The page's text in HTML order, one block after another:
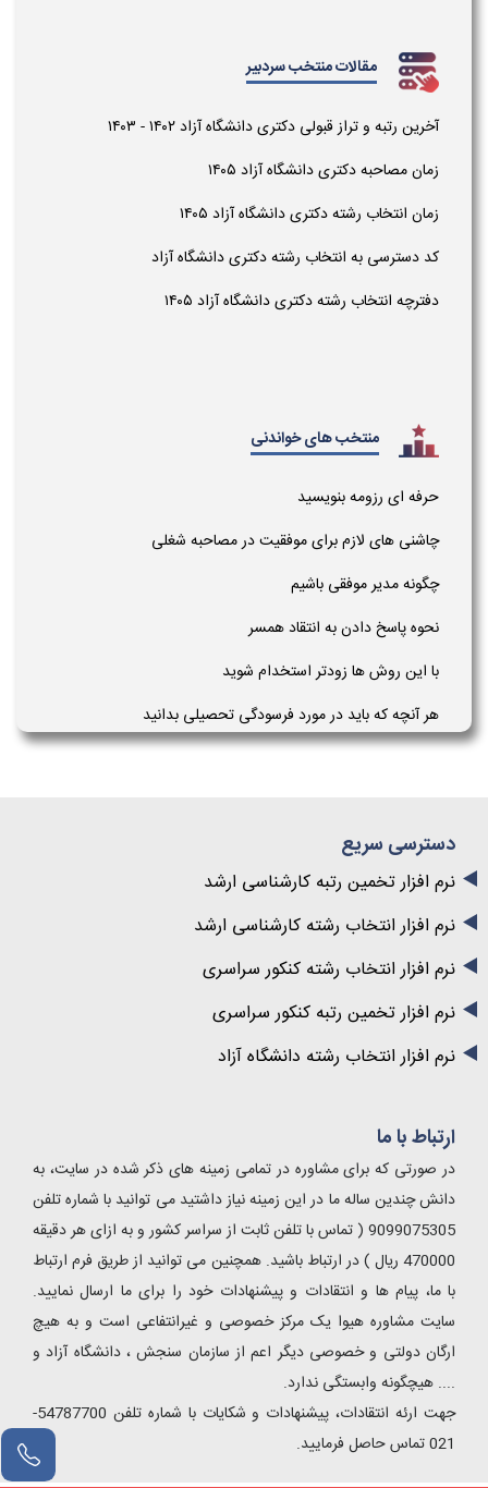
مقالات منتخب سردبیر
آخرین رتبه و تراز قبولی دکتری دانشگاه آزاد ۱۴۰۲ - ۱۴۰۳
زمان مصاحبه دکتری دانشگاه آزاد ۱۴۰۵
زمان انتخاب رشته دکتری دانشگاه آزاد ۱۴۰۵
کد دسترسی به انتخاب رشته دکتری دانشگاه آزاد
دفترچه انتخاب رشته دکتری دانشگاه آزاد ۱۴۰۵
منتخب های خواندنی
حرفه ای رزومه بنویسید
چاشنی های لازم برای موفقیت در مصاحبه شغلی
چگونه مدیر موفقی باشیم
نحوه پاسخ دادن به انتقاد همسر
با این روش ها زودتر استخدام شوید
هر آنچه که باید در مورد فرسودگی تحصیلی بدانید
دسترسی سریع
نرم افزار تخمین رتبه کارشناسی ارشد
نرم افزار انتخاب رشته کارشناسی ارشد
نرم افزار انتخاب رشته کنکور سراسری
نرم افزار تخمین رتبه کنکور سراسری
نرم افزار انتخاب رشته دانشگاه آزاد
ارتباط با ما
در صورتی که برای مشاوره در تمامی زمینه های ذکر شده در سایت، به
دانش چندین ساله ما در این زمینه نیاز داشتید می توانید با شماره تلفن
9099075305 ( تماس با تلفن ثابت از سراسر کشور و به ازای هر دقیقه
470000 ریال ) در ارتباط باشید. همچنین می توانید از طریق فرم ارتباط
با ما، پیام ها و انتقادات و پیشنهادات خود را برای ما ارسال نمایید.
سایت مشاوره هیوا یک مرکز خصوصی و غیرانتفاعی است و به هیچ
ارگان دولتی و خصوصی دیگر اعم از سازمان سنجش ، دانشگاه آزاد و
.... هیچگونه وابستگی ندارد.
جهت ارئه انتقادات، پیشنهادات و شکایات با شماره تلفن 54787700-
021 تماس حاصل فرمایید.